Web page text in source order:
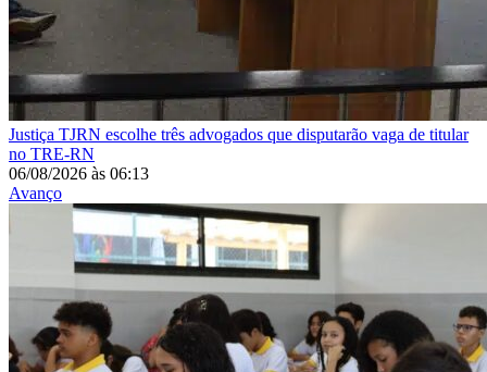
Justiça TJRN escolhe três advogados que disputarão vaga de titular
no TRE-RN
06/08/2026 às 06:13
Avanço